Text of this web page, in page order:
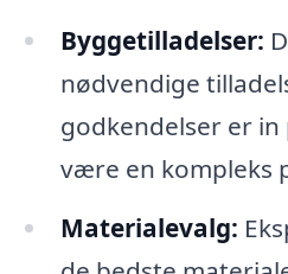
Byggetilladelser:
nødvendige
godkendelser er in
være en kompleks
Materialevalg: